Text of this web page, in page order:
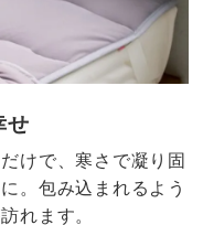
せ
けで、寒さで凝り固
。包み込まれるよう
れます。